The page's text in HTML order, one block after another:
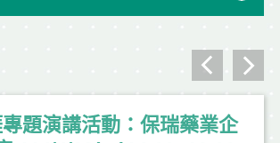
題演講活動：保瑞藥業企